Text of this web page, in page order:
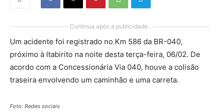
Continua após a publicidade..
Um acidente foi registrado no Km 586 da BR-040,
próximo à Itabirito na noite desta terça-feira, 06/02. De
acordo com a Concessionária Via 040, houve a colisão
traseira envolvendo um caminhão e uma carreta.
Foto: Redes sociais